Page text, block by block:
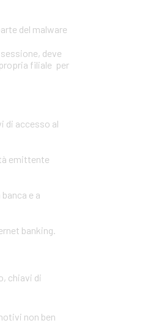
del malware
deve
filiale per
di accesso al
emittente
e a
banking.
chiavi di
non ben